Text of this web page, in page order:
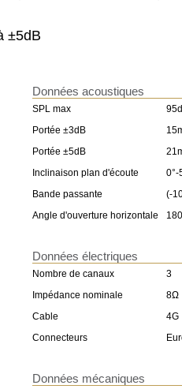
±5dB
Données acoustiques
SPL max
Portée ±3dB
Portée ±5dB
Inclinaison plan d'écoute
0°-
Bande passante
(-
Angle d'ouverture horizontale
Données électriques
Nombre de canaux
3
Impédance nominale
8Ω
Cable
4G
Connecteurs
Données mécaniques